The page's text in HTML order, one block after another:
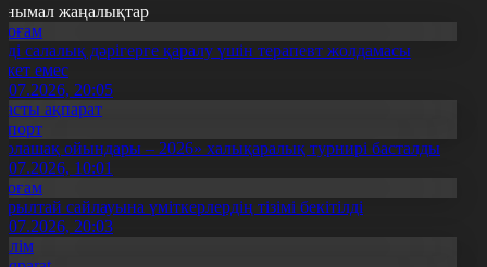
жаңалықтар
салалық дәрігерге қаралу үшін терапевт жолдамасы
емес
20:05
ақпарат
ойындары – 2026» халықаралық турнирі басталды
10:01
сайлауына үміткерлердің тізімі бекітілді
20:03